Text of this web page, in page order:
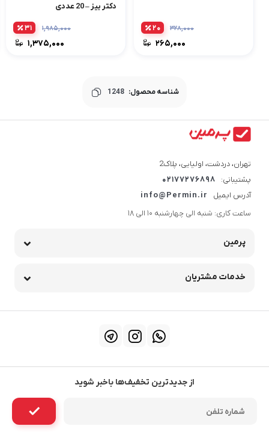
۳۲۸,۰۰۰
۲۶۵,۰۰۰
۲۰
دکتر بیز – 20 عددی
۱,۹۸۵,۰۰۰
۱,۳۷۵,۰۰۰
۳۱
شناسه محصول: 1248
تهران، دردشت، اولیایی، پلاک2
پشتیبانی:
02177276898
آدرس ایمیل
info@Permin.ir
ساعت کاری: شنبه الی چهارشنبه 10 الی 18
پرمین
خدمات مشتریان
از جدیدترین تخفیف‌ها باخبر شوید